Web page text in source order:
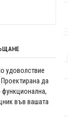
удоволствие
да
във вашата